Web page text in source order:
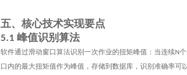
五、核心技术实现要点
5.1 峰值识别算法
软件通过滑动窗口算法识别一次作业的扭矩峰值：当连续N
口内的最大扭矩值作为峰值，存储到数据库，识别准确率可